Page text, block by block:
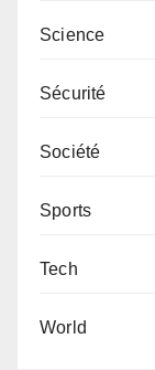
Science
Sécurité
Société
Sports
Tech
World